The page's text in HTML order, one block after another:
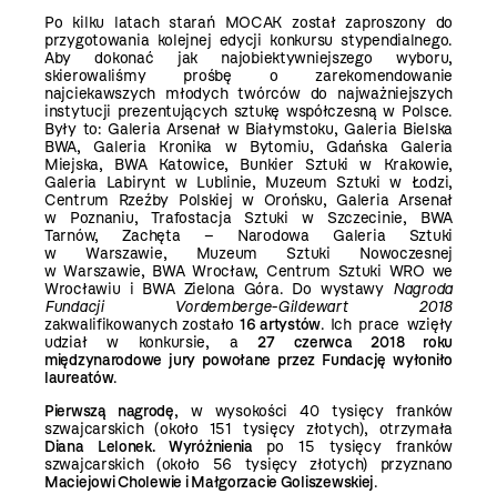
Po kilku latach starań MOCAK został zaproszony do
przygotowania kolejnej edycji konkursu stypendialnego.
Aby dokonać jak najobiektywniejszego wyboru,
skierowaliśmy prośbę o zarekomendowanie
najciekawszych młodych twórców do najważniejszych
instytucji prezentujących sztukę współczesną w Polsce.
Były to: Galeria Arsenał w Białymstoku, Galeria Bielska
BWA, Galeria Kronika w Bytomiu, Gdańska Galeria
Miejska, BWA Katowice, Bunkier Sztuki w Krakowie,
Galeria Labirynt w Lublinie, Muzeum Sztuki w Łodzi,
Centrum Rzeźby Polskiej w Orońsku, Galeria Arsenał
w Poznaniu, Trafostacja Sztuki w Szczecinie, BWA
Tarnów, Zachęta – Narodowa Galeria Sztuki
w Warszawie, Muzeum Sztuki Nowoczesnej
w Warszawie, BWA Wrocław, Centrum Sztuki WRO we
Wrocławiu i BWA Zielona Góra. Do wystawy Nagroda
Fundacji Vordemberge-Gildewart 2018
zakwalifikowanych zostało16 artystów. Ich prace wzięły
udział w konkursie, a27 czerwca 2018 roku
międzynarodowe jury powołane przez Fundację wyłoniło
laureatów.
Pierwszą nagrodę, w wysokości 40 tysięcy franków
szwajcarskich (około 151 tysięcy złotych), otrzymała
Diana Lelonek. Wyróżnienia
po 15 tysięcy franków
szwajcarskich (około 56 tysięcy złotych) przyznano
Maciejowi Cholewie i Małgorzacie Goliszewskiej.